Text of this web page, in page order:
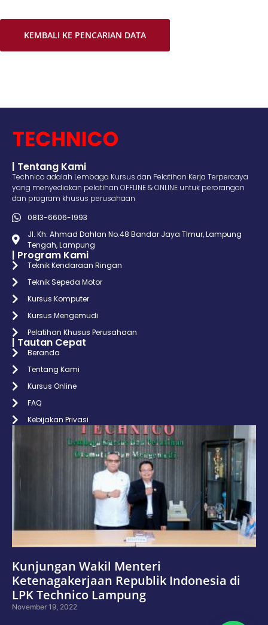
KEMBALI KE PENCARIAN DATA
| Tentang Kami
Technico adalah Lembaga Kursus dan Pelatihan Kerja Terpercaya
yang menyediakan pelatihan OFFLINE & ONLINE untuk perorangan
dan program khusus perusahaan
0813-6606-1993
Jl. Kh. Ahmad Dahlan No.48 Bandar Jaya TImur, Lampung
Tengah, Lampung
| Program Kami
Teknik Kendaraan Ringan
Teknik Sepeda Motor
Kursus Komputer
Kursus Mengemudi
Pelatihan Khusus Perusahaan
| Tautan Cepat
Beranda
Tentang Kami
Kursus Online
FAQ
Kebijakan Privasi
Kunjungan Wakil Menteri
Ketenagakerjaan Republik Indonesia di
LPK Technico Lampung
November 19, 2022